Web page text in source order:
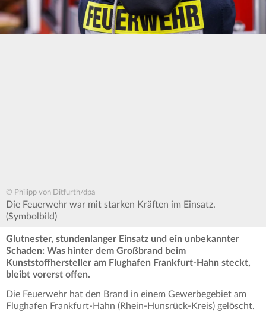
© Philipp von Ditfurth/dpa
Die Feuerwehr war mit starken Kräften im Einsatz.
(Symbolbild)
Glutnester, stundenlanger Einsatz und ein unbekannter
Schaden: Was hinter dem Großbrand beim
Kunststoffhersteller am Flughafen Frankfurt-Hahn steckt,
bleibt vorerst offen.
Die Feuerwehr hat den Brand in einem Gewerbegebiet am
Flughafen Frankfurt-Hahn (Rhein-Hunsrück-Kreis) gelöscht.